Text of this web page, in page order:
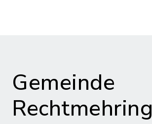
Gemeinde
Rechtmehring